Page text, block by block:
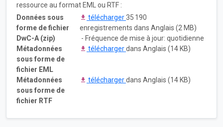
ressource au format EML ou RTF :
Données sous
forme de fichier
DwC-A (zip)
télécharger35 190
enregistrements dans Anglais (2 MB)
- Fréquence de mise à jour: quotidienne
Métadonnées
sous forme de
fichier EML
téléchargerdans Anglais (14 KB)
Métadonnées
sous forme de
fichier RTF
téléchargerdans Anglais (14 KB)